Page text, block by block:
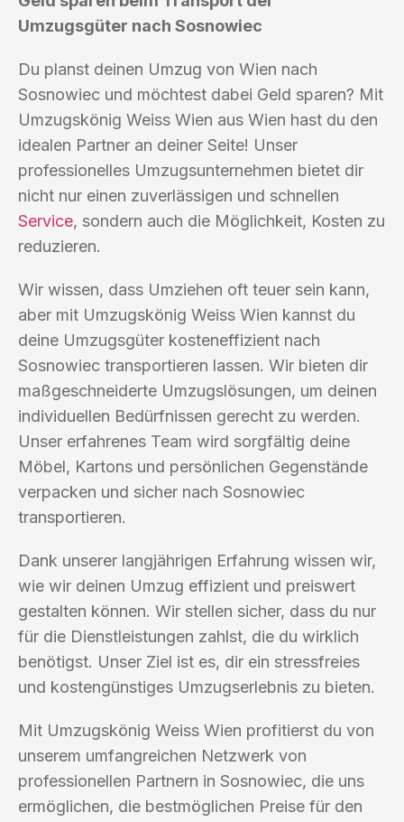
Umzugsgüter nach Sosnowiec
Du planst deinen Umzug von Wien nach
Sosnowiec und möchtest dabei Geld sparen? Mit
Umzugskönig Weiss Wien aus Wien hast du den
idealen Partner an deiner Seite! Unser
professionelles Umzugsunternehmen bietet dir
nicht nur einen zuverlässigen und schnellen
Service, sondern auch die Möglichkeit, Kosten zu
reduzieren.
Wir wissen, dass Umziehen oft teuer sein kann,
aber mit Umzugskönig Weiss Wien kannst du
deine Umzugsgüter kosteneffizient nach
Sosnowiec transportieren lassen. Wir bieten dir
maßgeschneiderte Umzugslösungen, um deinen
individuellen Bedürfnissen gerecht zu werden.
Unser erfahrenes Team wird sorgfältig deine
Möbel, Kartons und persönlichen Gegenstände
verpacken und sicher nach Sosnowiec
transportieren.
Dank unserer langjährigen Erfahrung wissen wir,
wie wir deinen Umzug effizient und preiswert
gestalten können. Wir stellen sicher, dass du nur
für die Dienstleistungen zahlst, die du wirklich
benötigst. Unser Ziel ist es, dir ein stressfreies
und kostengünstiges Umzugserlebnis zu bieten.
Mit Umzugskönig Weiss Wien profitierst du von
unserem umfangreichen Netzwerk von
professionellen Partnern in Sosnowiec, die uns
ermöglichen, die bestmöglichen Preise für den